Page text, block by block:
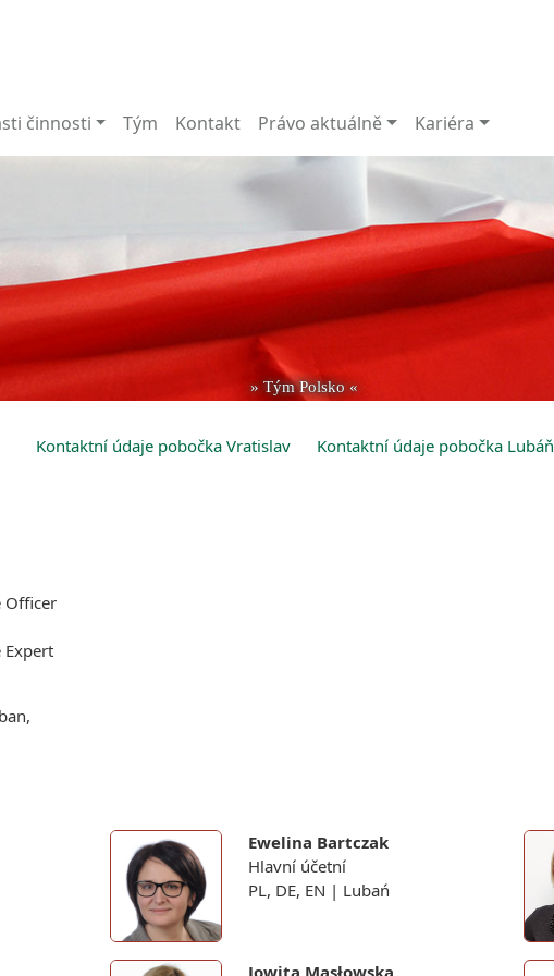
činnosti Tým Kontakt Právo aktuálně Kariéra
» Tým Polsko «
Kontaktní údaje pobočka Vratislav Kontaktní údaje pobočka Lubáň
Officer
Ewelina Bartczak
Hlavní účetní
PL, DE, EN | Lubań
Jowita Masłowska